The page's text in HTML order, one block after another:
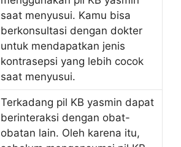
saat menyusui. Kamu bisa
berkonsultasi dengan dokter
untuk mendapatkan jenis
kontrasepsi yang lebih cocok
saat menyusui.
Terkadang pil KB yasmin dapat
berinteraksi dengan obat-
obatan lain. Oleh karena itu,